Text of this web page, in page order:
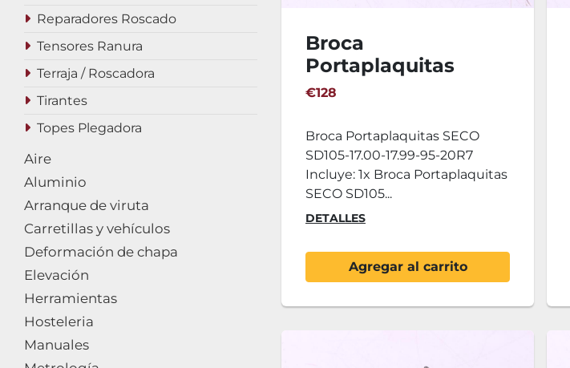
Reparadores Roscado
Tensores Ranura
Terraja / Roscadora
Tirantes
Topes Plegadora
Aire
Aluminio
Arranque de viruta
Carretillas y vehículos
Deformación de chapa
Elevación
Herramientas
Hosteleria
Manuales
Broca
Portaplaquitas
SECO SD105-17.00-
€128
Broca Portaplaquitas SECO
SD105-17.00-17.99-95-20R7
Incluye: 1x Broca Portaplaquitas
SECO SD105...
DETALLES
Agregar al carrito